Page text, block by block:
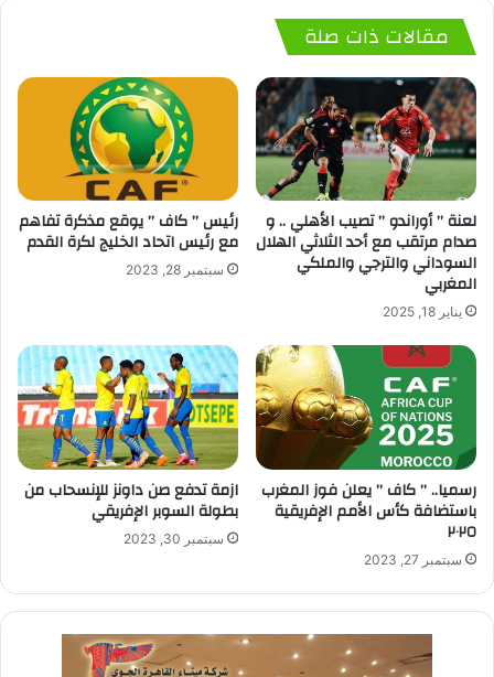
مقالات ذات صلة
لعنة ” أوراندو ” تصيب الأهلي .. و
صدام مرتقب مع أحد الثلاثي الهلال
السوداني والترجي والملكي
المغربي
يناير 18, 2025
رئيس ” كاف ” يوقع مذكرة تفاهم
مع رئيس اتحاد الخليج لكرة القدم
سبتمبر 28, 2023
رسميا.. ” كاف ” يعلن فوز المغرب
باستضافة كأس الأمم الإفريقية
٢٠٢٥
سبتمبر 27, 2023
ازمة تدفع صن داونز للإنسحاب من
بطولة السوبر الإفريقي
سبتمبر 30, 2023